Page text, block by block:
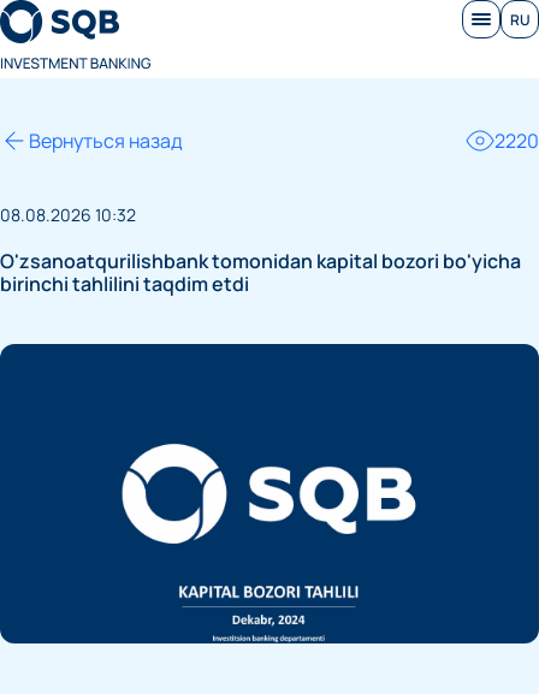
RU
Вернуться назад 2220
08.08.2026 10:32
O'zsanoatqurilishbank tomonidan kapital bozori bo'yicha
birinchi tahlilini taqdim etdi